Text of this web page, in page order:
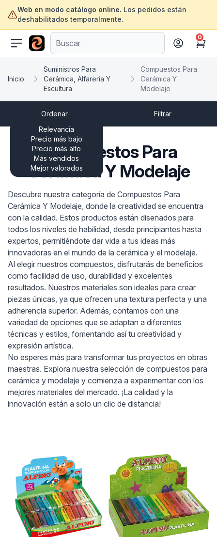
Web en modo catálogo online. Los pedidos están
deshabilitados temporalmente.
ofertasinformatica.com
Cart
0
Inicio
Suministros Para
Cerámica, Alfarería Y
Escultura
Compuestos Para
Cerámica Y
Modelaje
Ordenar
Relevancia
Precio más bajo
Precio más alto
Más vendidos
Mejor valorados
Filtrar
Compuestos Para
Cerámica Y Modelaje
Descubre nuestra categoría de Compuestos Para
Cerámica Y Modelaje, donde la creatividad se encuentra
con la calidad. Estos productos están diseñados para
todos los niveles de habilidad, desde principiantes hasta
expertos, permitiéndote dar vida a tus ideas más
innovadoras en el mundo de la cerámica y el modelaje.
Al elegir nuestros compuestos, disfrutarás de beneficios
como facilidad de uso, durabilidad y excelentes
resultados. Nuestros materiales son ideales para crear
piezas únicas, ya que ofrecen una textura perfecta y una
adherencia superior. Además, contamos con una
variedad de opciones que se adaptan a diferentes
técnicas y estilos, fomentando así tu creatividad y
expresión artística.
No esperes más para transformar tus proyectos en obras
maestras. Explora nuestra selección de compuestos para
cerámica y modelaje y comienza a experimentar con los
mejores materiales del mercado. ¡La calidad y la
innovación están a solo un clic de distancia!